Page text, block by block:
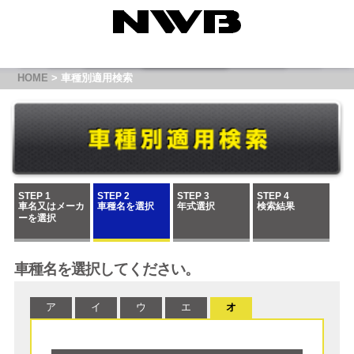
HOME > 車種別適用検索
STEP 1
車名又はメーカ
ーを選択
STEP 2
車種名を選択
STEP 3
年式選択
STEP 4
検索結果
車種名を選択してください。
ア イ ウ エ オ